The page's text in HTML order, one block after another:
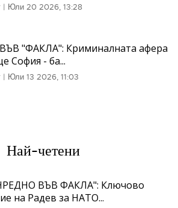
| Юли 20 2026, 13:28
"ФАКЛА": Криминалната афера
София - ба...
| Юли 13 2026, 11:03
Най-четени
ВЪВ ФАКЛА": Ключово
на Радев за НАТО...